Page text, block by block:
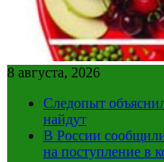
8 августа, 2026
Следопыт
найдут
В России
на поступление в